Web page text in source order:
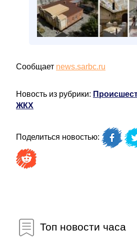
Сообщает news.sarbc.ru
Новость из рубрики:
ЖКХ
Поделиться новостью:
Топ новости часа